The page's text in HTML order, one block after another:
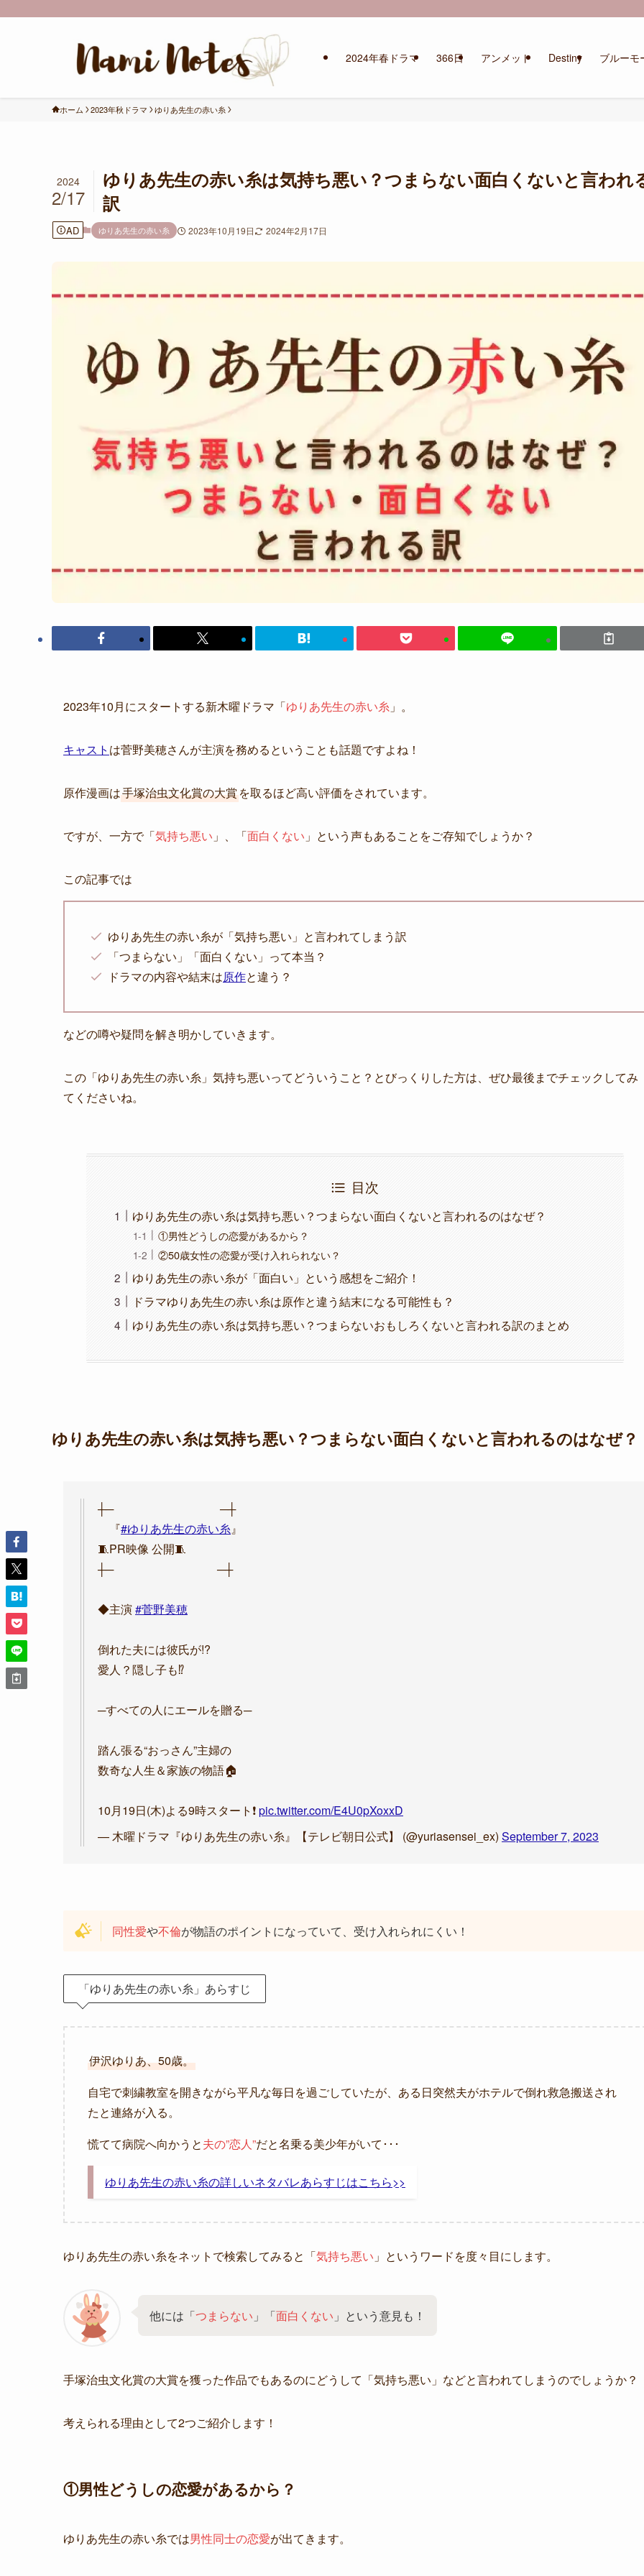
2024年春ドラマ 366日 アンメット Destiny ブルーモ
ホーム 2023年秋ドラマ ゆりあ先生の赤い糸
ゆりあ先生の赤い糸は気持ち悪い？つまらない面白くないと言われ
訳
2024
2/17
AD ゆりあ先生の赤い糸 2023年10月19日 2024年2月17日
2023年10月にスタートする新木曜ドラマ「ゆりあ先生の赤い糸 」。
キャスト は菅野美穂さんが主演を務めるということも話題ですよね！
原作漫画は手塚治虫文化賞の大賞を取るほど高い評価をされています。
ですが、一方で「気持ち悪い 」、「面白くない 」という声もあることをご存知でしょうか？
この記事では
ゆりあ先生の赤い糸が「気持ち悪い」と言われてしまう訳
「つまらない」「面白くない」って本当？
ドラマの内容や結末は原作と違う？
などの噂や疑問を解き明かしていきます。
この「ゆりあ先生の赤い糸」気持ち悪いってどういうこと？とびっくりした方は、ぜひ最後までチェックしてみ
てくださいね。
目次
ゆりあ先生の赤い糸は気持ち悪い？つまらない面白くないと言われるのはなぜ？
①男性どうしの恋愛があるから？
②50歳女性の恋愛が受け入れられない？
ゆりあ先生の赤い糸が「面白い」という感想をご紹介！
ドラマゆりあ先生の赤い糸は原作と違う結末になる可能性も？
ゆりあ先生の赤い糸は気持ち悪い？つまらないおもしろくないと言われる訳のまとめ
ゆりあ先生の赤い糸は気持ち悪い？つまらない面白くないと言われるのはなぜ？
┼─ ─┼
『#ゆりあ先生の赤い糸』
🧵PR映像 公開🧵
┼─ ─┼
◆主演#菅野美穂
倒れた夫には彼氏が!?
愛人？隠し子も⁉︎
─すべての人にエールを贈る─
踏ん張る“おっさん”主婦の
数奇な人生＆家族の物語🏠
10月19日(木)よる9時スタート❗️pic.twitter.com/E4U0pXoxxD
— 木曜ドラマ『ゆりあ先生の赤い糸』【テレビ朝日公式】 (@yuriasensei_ex) September 7, 2023
同性愛や不倫が物語のポイントになっていて、受け入れられにくい！
「ゆりあ先生の赤い糸」あらすじ
伊沢ゆりあ、50歳。
自宅で刺繍教室を開きながら平凡な毎日を過ごしていたが、ある日突然夫がホテルで倒れ救急搬送され
たと連絡が入る。
慌てて病院へ向かうと夫の”恋人”だと名乗る美少年がいて･･･
ゆりあ先生の赤い糸の詳しいネタバレあらすじはこちら>>
ゆりあ先生の赤い糸をネットで検索してみると「気持ち悪い 」というワードを度々目にします。
他には「つまらない 」「面白くない 」という意見も！
手塚治虫文化賞の大賞を獲った作品でもあるのにどうして「気持ち悪い」などと言われてしまうのでしょうか？
考えられる理由として2つご紹介します！
①男性どうしの恋愛があるから？
ゆりあ先生の赤い糸では男性同士の恋愛が出てきます。